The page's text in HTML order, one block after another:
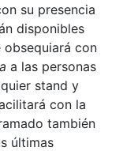
su presencia
disponibles
obsequiará con
a las personas
stand y
con la
también
últimas